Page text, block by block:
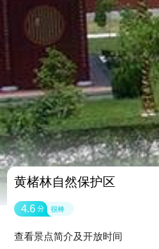
黄楮林自然保护区
4.6 分 很棒
查看景点简介及开放时间